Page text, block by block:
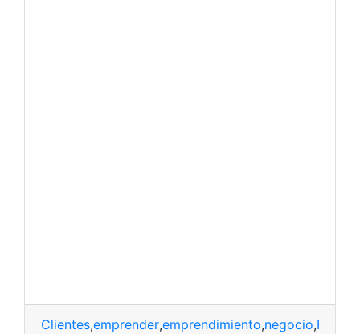
Clientes,emprender,emprendimiento,negocio,